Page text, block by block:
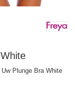
Plunge Bra White